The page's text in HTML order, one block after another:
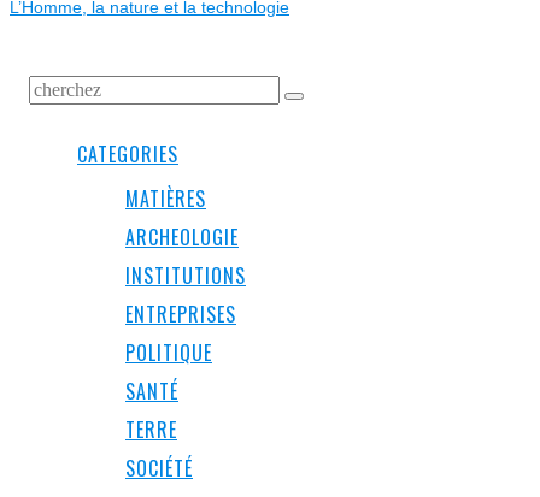
L’Homme, la nature et la technologie
CATEGORIES
MATIÈRES
ARCHEOLOGIE
INSTITUTIONS
ENTREPRISES
POLITIQUE
SANTÉ
TERRE
SOCIÉTÉ